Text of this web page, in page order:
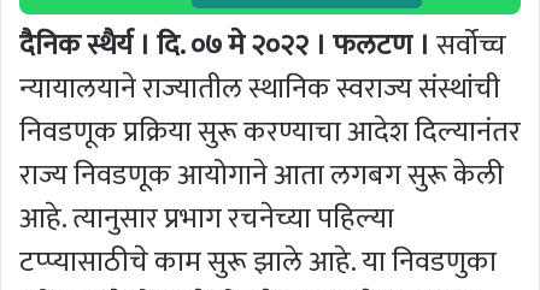
दैनिक स्थैर्य । दि. ०७ मे २०२२ । फलटण । सर्वोच्च
न्यायालयाने राज्यातील स्थानिक स्वराज्य संस्थांची
निवडणूक प्रक्रिया सुरू करण्याचा आदेश दिल्यानंतर
राज्य निवडणूक आयोगाने आता लगबग सुरू केली
आहे. त्यानुसार प्रभाग रचनेच्या पहिल्या
टप्प्यासाठीचे काम सुरू झाले आहे. या निवडणुका